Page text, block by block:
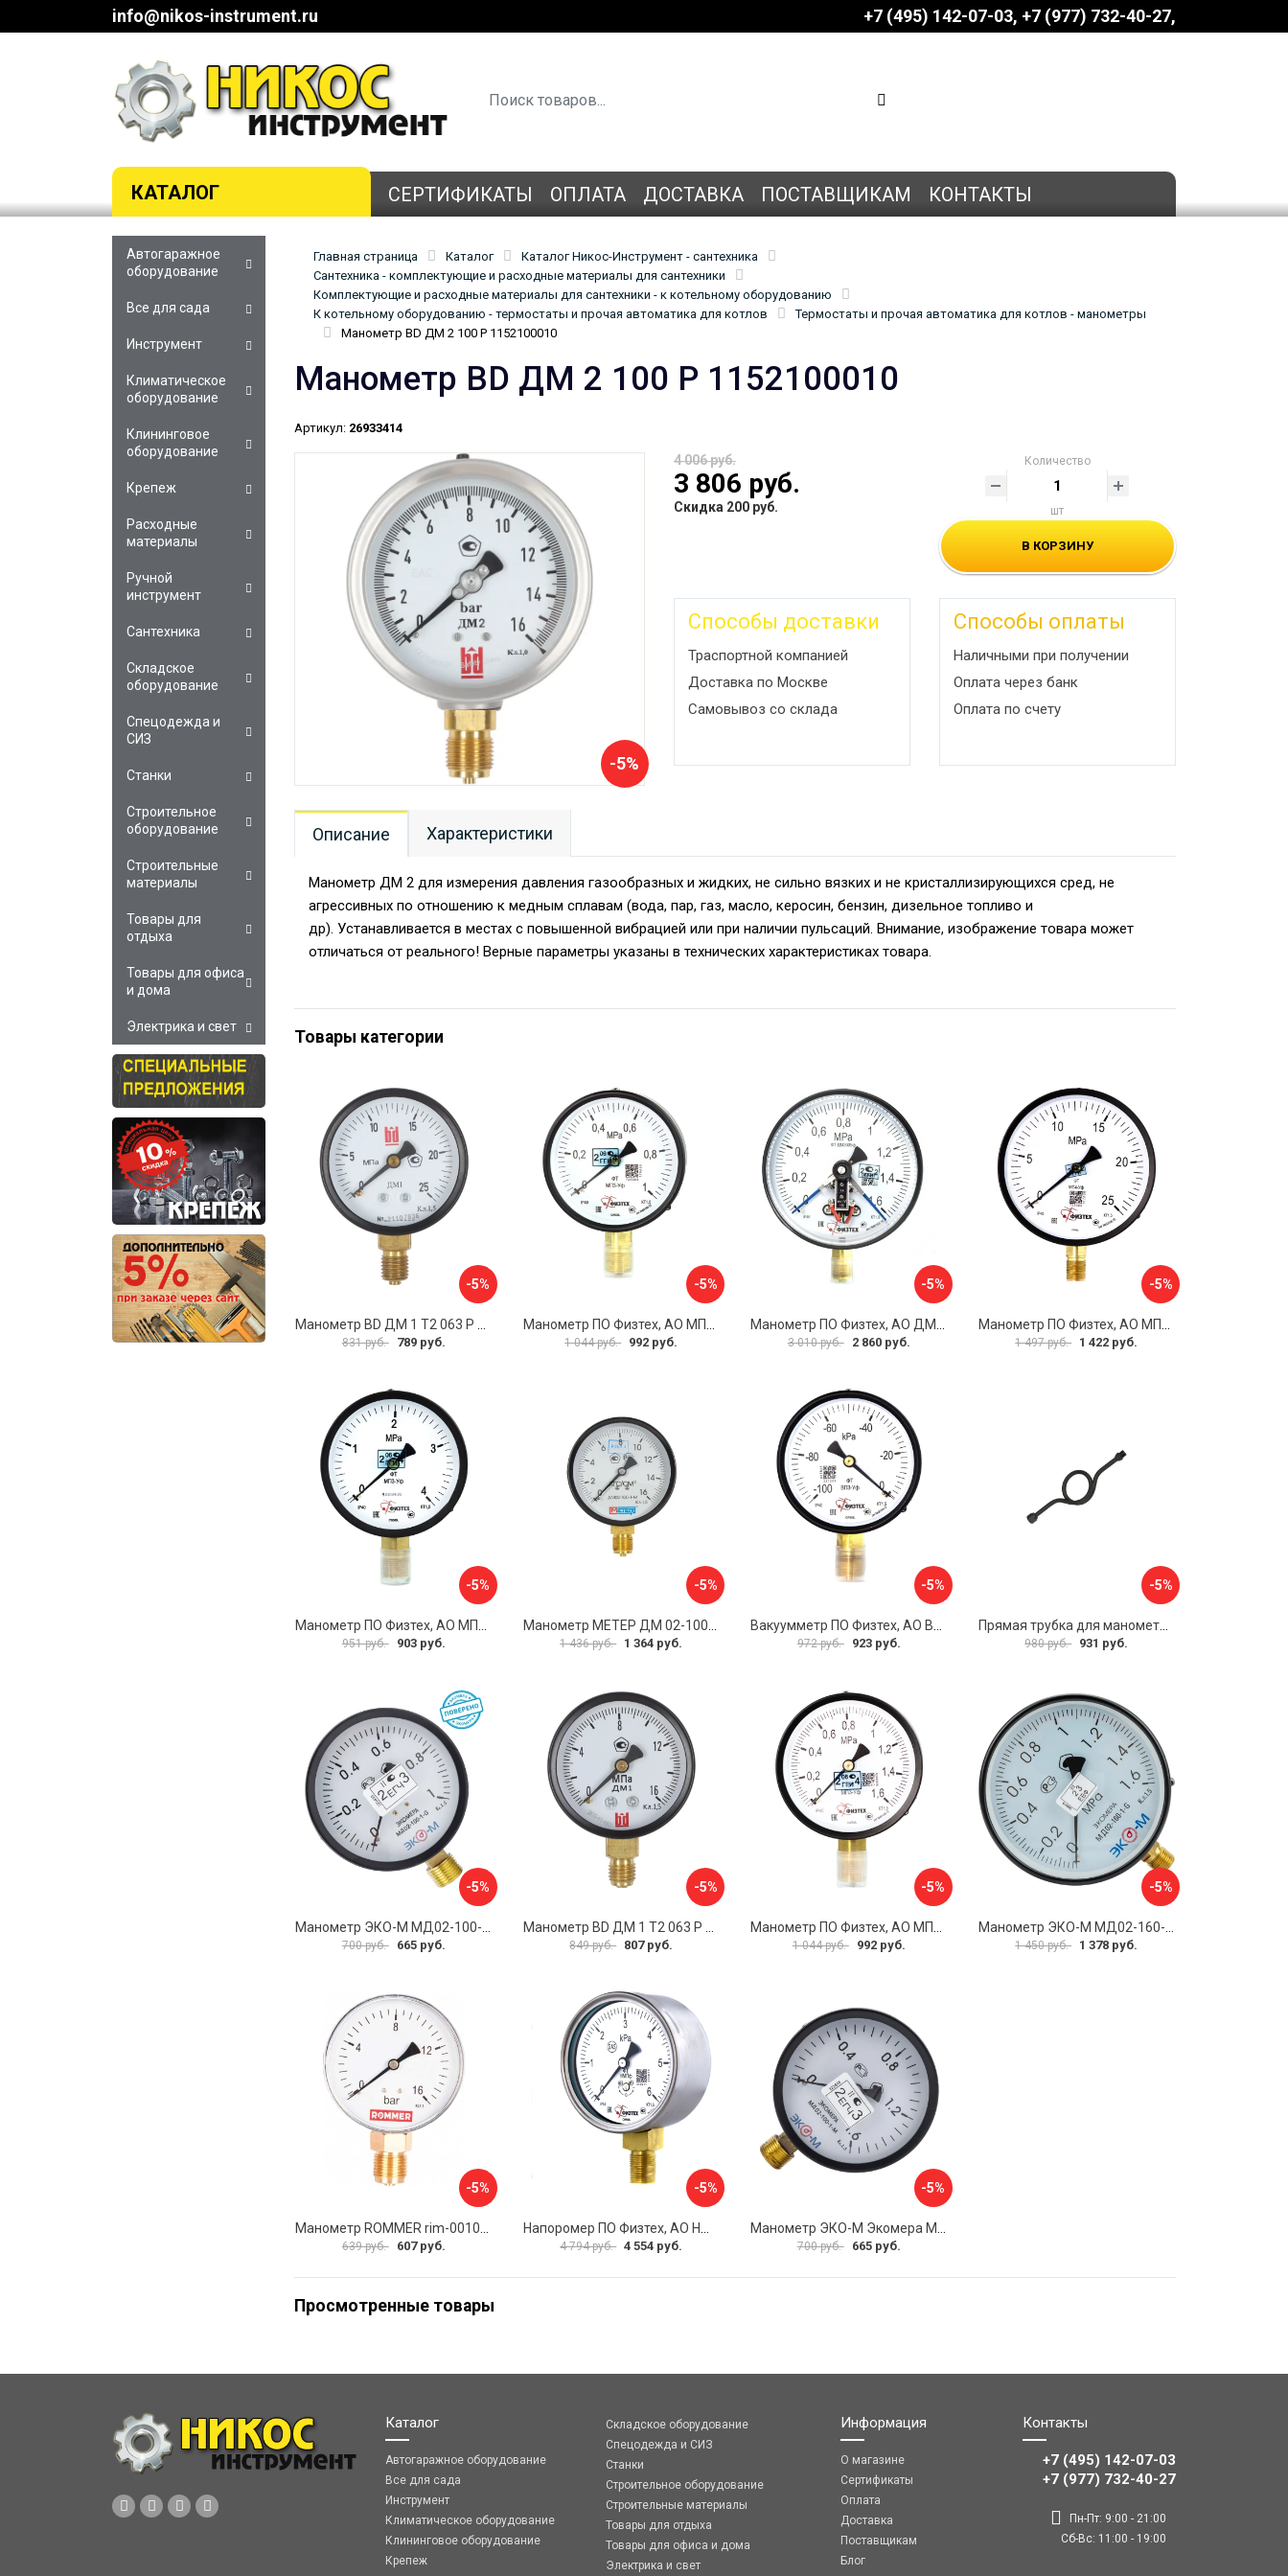
info@nikos-instrument.ru +7 (495) 142-07-03 ‎‎+7 (977) 732-40-27
КАТАЛОГ СЕРТИФИКАТЫ ОПЛАТА ДОСТАВКА ПОСТАВЩИКАМ КОНТАКТЫ
Главная страница Каталог
Каталог Никос-Инструмент - сантехника
Сантехника - комплектующие и расходные материалы для сантехники
Комплектующие и расходные материалы для сантехники - к котельному оборудованию
К котельному оборудованию - термостаты и прочая автоматика для котлов
Термостаты и прочая автоматика для котлов - манометры
Манометр BD ДМ 2 100 Р 1152100010
Манометр BD ДМ 2 100 Р 1152100010
Артикул: 26933414
-5%
4 006 руб.
3 806 руб.
Скидка 200 руб.
Количество
шт
В КОРЗИНУ
Способы доставки
Траспортной компанией
Доставка по Москве
Самовывоз со склада
Способы оплаты
Наличными при получении
Оплата через банк
Оплата по счету
Описание Характеристики
Манометр ДМ 2 для измерения давления газообразных и жидких, не сильно вязких и не кристаллизирующихся сред, не
агрессивных по отношению к медным сплавам (вода, пар, газ, масло, керосин, бензин, дизельное топливо и
др). Устанавливается в местах с повышенной вибрацией или при наличии пульсаций. Внимание, изображение товара может
отличаться от реального! Верные параметры указаны в технических характеристиках товара.
Товары категории
-5%
831 руб. 789 руб.
-5%
1 044 руб. 992 руб.
-5%
3 010 руб. 2 860 руб.
-5%
1 497 руб. 1 422 руб.
-5%
Манометр ПО Физтех, АО МП3-Уф 4687205178435
951 руб. 903 руб.
-5%
Манометр МЕТЕР ДМ 02-100-1-М 726
1 436 руб. 1 364 руб.
-5%
Вакуумметр ПО Физтех, АО ВП3-Уф 4687205178022
972 руб. 923 руб.
-5%
Прямая трубка для манометра ЭКО-М ТМП-G1/2F-G1/2M
980 руб. 931 руб.
-5%
700 руб. 665 руб.
-5%
849 руб. 807 руб.
-5%
1 044 руб. 992 руб.
-5%
1 450 руб. 1 378 руб.
-5%
639 руб. 607 руб.
-5%
4 794 руб. 4 554 руб.
-5%
700 руб. 665 руб.
Просмотренные товары
Автогаражное
оборудование
Все для сада
Инструмент
Климатическое
оборудование
Клининговое
оборудование
Крепеж
Расходные
материалы
Ручной
инструмент
Сантехника
Складское
оборудование
Спецодежда и
СИЗ
Станки
Строительное
оборудование
Строительные
материалы
Товары для
отдыха
Товары для офиса
и дома
Электрика и свет
Каталог
Автогаражное оборудование
Все для сада
Инструмент
Климатическое оборудование
Клининговое оборудование
Крепеж
Складское оборудование
Спецодежда и СИЗ
Станки
Строительное оборудование
Строительные материалы
Товары для отдыха
Товары для офиса и дома
Электрика и свет
Информация
О магазине
Сертификаты
Оплата
Доставка
Поставщикам
Блог
Контакты
+7 (495) 142-07-03
‎‎+7 (977) 732-40-27
Пн-Пт: 9:00 - 21:00
Сб-Вс: 11:00 - 19:00